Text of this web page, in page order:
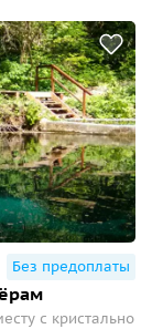
Без предоплаты
с кристально